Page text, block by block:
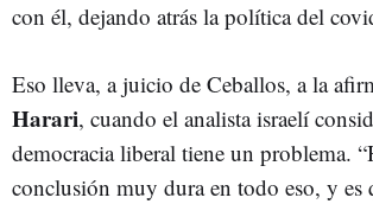
con él, dejando atrás la política del
Eso lleva, a juicio de Ceballos, a la
Harari, cuando el analista israelí
democracia liberal tiene un problema.
conclusión muy dura en todo eso, y es